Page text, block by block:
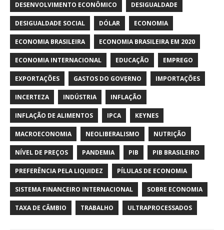
DESENVOLVIMENTO ECONÔMICO DESIGUALDADE
DESIGUALDADE SOCIAL DÓLAR ECONOMIA
ECONOMIA BRASILEIRA ECONOMIA BRASILEIRA EM 2020
ECONOMIA INTERNACIONAL EDUCAÇÃO EMPREGO
EXPORTAÇÕES GASTOS DO GOVERNO IMPORTAÇÕES
INCERTEZA INDÚSTRIA INFLAÇÃO
INFLAÇÃO DE ALIMENTOS IPCA KEYNES
MACROECONOMIA NEOLIBERALISMO NUTRIÇÃO
NÍVEL DE PREÇOS PANDEMIA PIB PIB BRASILEIRO
PREFERÊNCIA PELA LIQUIDEZ PÍLULAS DE ECONOMIA
SISTEMA FINANCEIRO INTERNACIONAL SOBRE ECONOMIA
TAXA DE CÂMBIO TRABALHO ULTRAPROCESSADOS